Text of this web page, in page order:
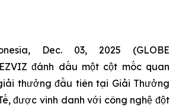
Dec. 03, 2025 (GLOBE
đánh dấu một cột mốc quan
thưởng đầu tiên tại Giải Thưởng
được vinh danh với công nghệ đột